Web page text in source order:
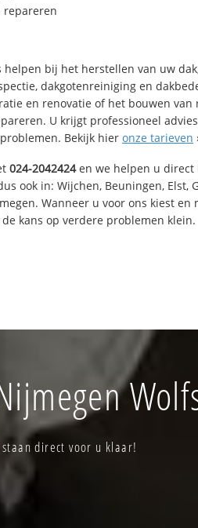
repareren
helpen bij het herstellen van uw
dakgotenreiniging en
en renovatie of het bouwen van
U krijgt professioneel
Bekijk hier onze tarieven
024-2042424en we helpen u direct
ook in: Wijchen, Beuningen, Elst,
Wanneer u voor ons kiest en
kans op verdere problemen klein.
direct voor u klaar!